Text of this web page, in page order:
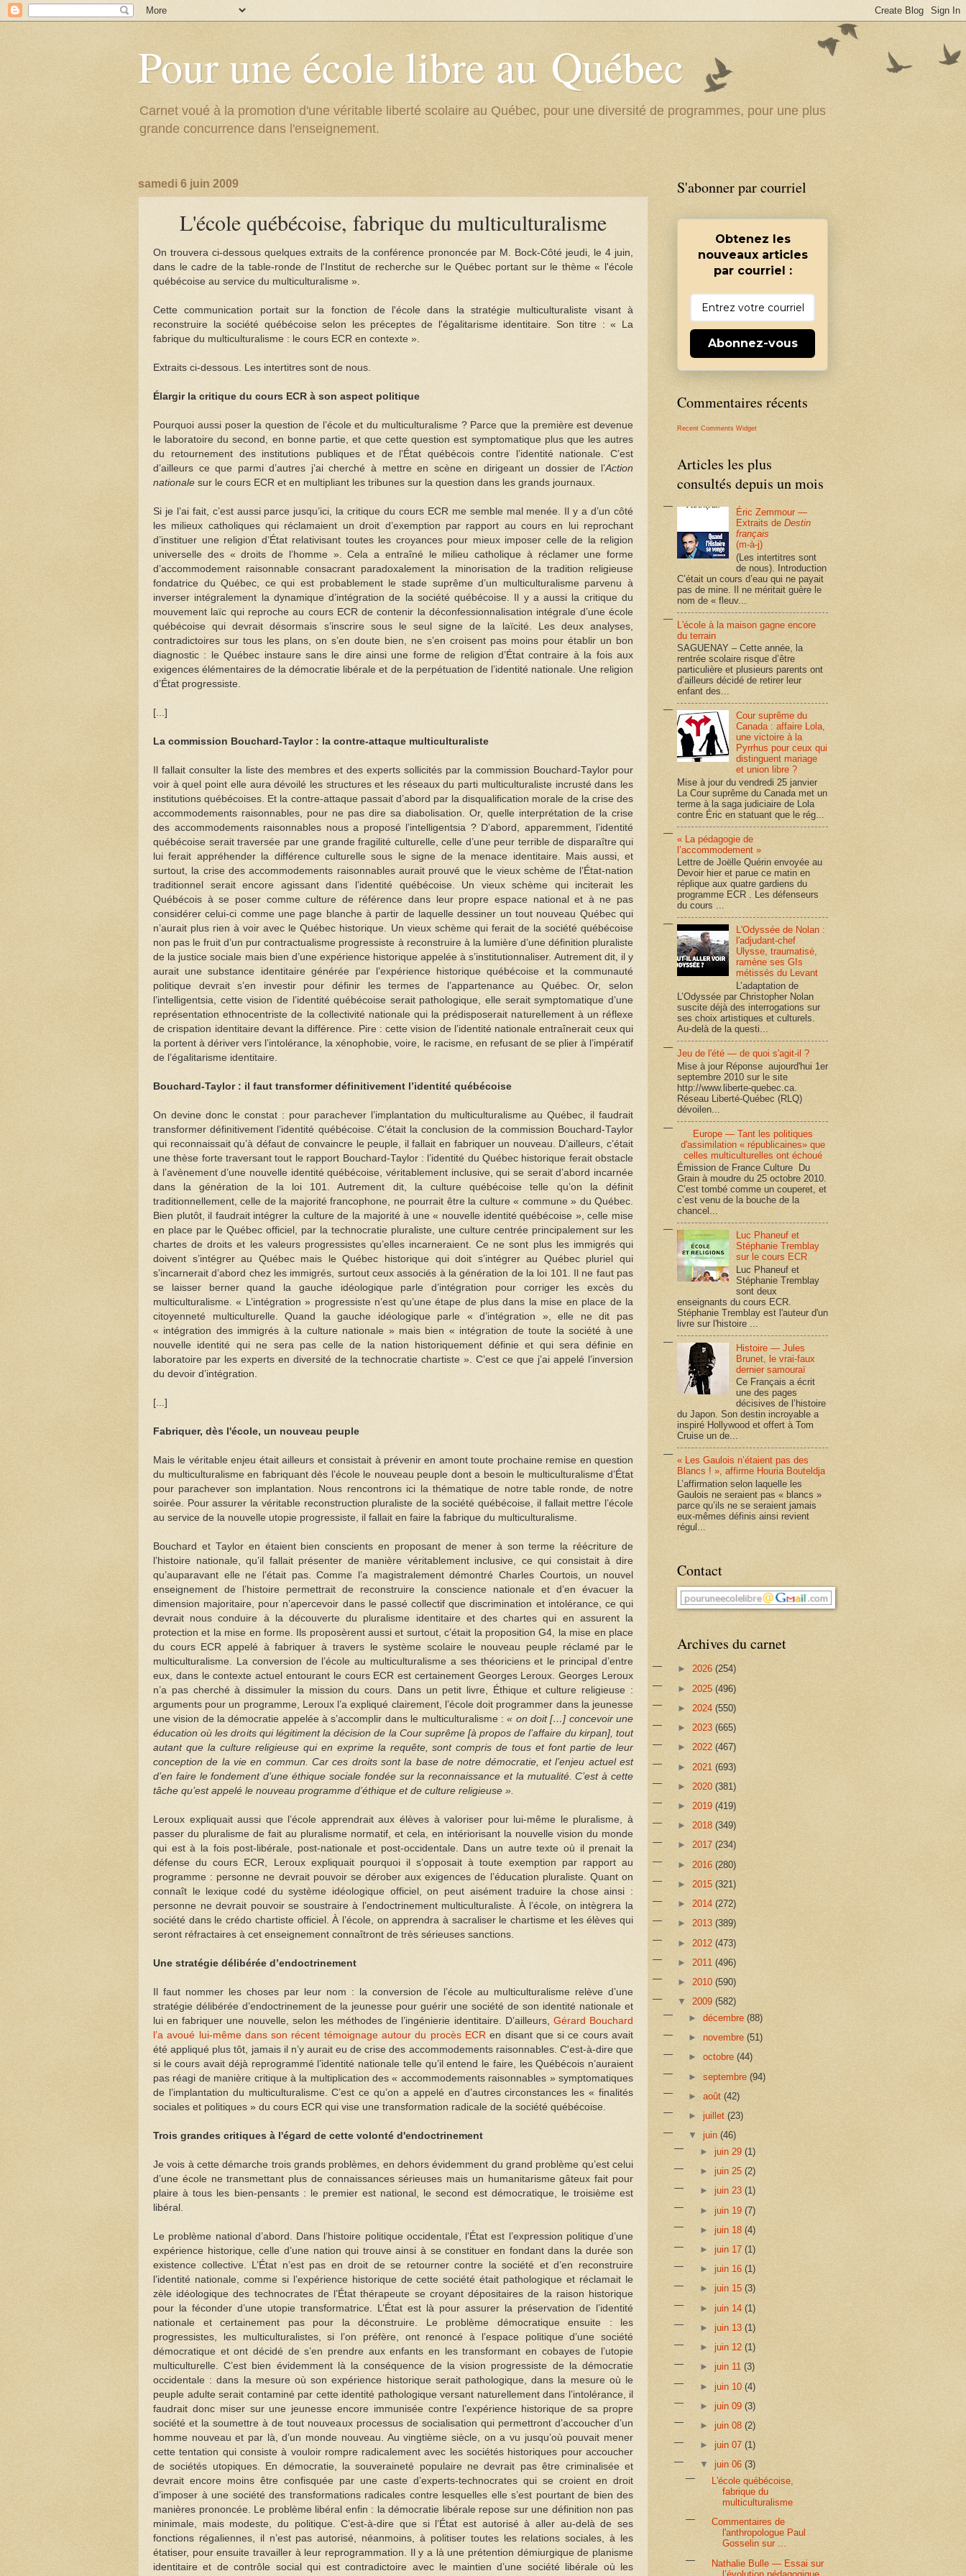
Pour une école libre au Québec
Carnet voué à la promotion d'une véritable liberté scolaire au Québec, pour une diversité de programmes, pour une plus
grande concurrence dans l'enseignement.
samedi 6 juin 2009
L'école québécoise, fabrique du multiculturalisme
On trouvera ci-dessous quelques extraits de la conférence prononcée par M. Bock-Côté jeudi, le 4 juin,
dans le cadre de la table-ronde de l'Institut de recherche sur le Québec portant sur le thème « l'école
québécoise au service du multiculturalisme ».
Cette communication portait sur la fonction de l'école dans la stratégie multiculturaliste visant à
reconstruire la société québécoise selon les préceptes de l'égalitarisme identitaire. Son titre : « La
fabrique du multiculturalisme : le cours ECR en contexte ».
Extraits ci-dessous. Les intertitres sont de nous.
Élargir la critique du cours ECR à son aspect politique
Pourquoi aussi poser la question de l’école et du multiculturalisme ? Parce que la première est devenue
le laboratoire du second, en bonne partie, et que cette question est symptomatique plus que les autres
du retournement des institutions publiques et de l’État québécois contre l’identité nationale. C’est
d’ailleurs ce que parmi d’autres j’ai cherché à mettre en scène en dirigeant un dossier de l’Action
nationale sur le cours ECR et en multipliant les tribunes sur la question dans les grands journaux.
Si je l’ai fait, c’est aussi parce jusqu’ici, la critique du cours ECR me semble mal menée. Il y a d’un côté
les milieux catholiques qui réclamaient un droit d’exemption par rapport au cours en lui reprochant
d’instituer une religion d’État relativisant toutes les croyances pour mieux imposer celle de la religion
universelle des « droits de l’homme ». Cela a entraîné le milieu catholique à réclamer une forme
d’accommodement raisonnable consacrant paradoxalement la minorisation de la tradition religieuse
fondatrice du Québec, ce qui est probablement le stade suprême d’un multiculturalisme parvenu à
inverser intégralement la dynamique d’intégration de la société québécoise. Il y a aussi la critique du
mouvement laïc qui reproche au cours ECR de contenir la déconfessionnalisation intégrale d’une école
québécoise qui devrait désormais s’inscrire sous le seul signe de la laïcité. Les deux analyses,
contradictoires sur tous les plans, on s’en doute bien, ne s’en croisent pas moins pour établir un bon
diagnostic : le Québec instaure sans le dire ainsi une forme de religion d’État contraire à la fois aux
exigences élémentaires de la démocratie libérale et de la perpétuation de l’identité nationale. Une religion
d’État progressiste.
[...]
La commission Bouchard-Taylor : la contre-attaque multiculturaliste
Il fallait consulter la liste des membres et des experts sollicités par la commission Bouchard-Taylor pour
voir à quel point elle aura dévoilé les structures et les réseaux du parti multiculturaliste incrusté dans les
institutions québécoises. Et la contre-attaque passait d’abord par la disqualification morale de la crise des
accommodements raisonnables, pour ne pas dire sa diabolisation. Or, quelle interprétation de la crise
des accommodements raisonnables nous a proposé l’intelligentsia ? D’abord, apparemment, l’identité
québécoise serait traversée par une grande fragilité culturelle, celle d’une peur terrible de disparaître qui
lui ferait appréhender la différence culturelle sous le signe de la menace identitaire. Mais aussi, et
surtout, la crise des accommodements raisonnables aurait prouvé que le vieux schème de l’État-nation
traditionnel serait encore agissant dans l’identité québécoise. Un vieux schème qui inciterait les
Québécois à se poser comme culture de référence dans leur propre espace national et à ne pas
considérer celui-ci comme une page blanche à partir de laquelle dessiner un tout nouveau Québec qui
n’aurait plus rien à voir avec le Québec historique. Un vieux schème qui ferait de la société québécoise
non pas le fruit d’un pur contractualisme progressiste à reconstruire à la lumière d’une définition pluraliste
de la justice sociale mais bien d’une expérience historique appelée à s’institutionnaliser. Autrement dit, il y
aurait une substance identitaire générée par l’expérience historique québécoise et la communauté
politique devrait s’en investir pour définir les termes de l’appartenance au Québec. Or, selon
l’intelligentsia, cette vision de l’identité québécoise serait pathologique, elle serait symptomatique d’une
représentation ethnocentriste de la collectivité nationale qui la prédisposerait naturellement à un réflexe
de crispation identitaire devant la différence. Pire : cette vision de l’identité nationale entraînerait ceux qui
la portent à dériver vers l’intolérance, la xénophobie, voire, le racisme, en refusant de se plier à l’impératif
de l’égalitarisme identitaire.
Bouchard-Taylor : il faut transformer définitivement l’identité québécoise
On devine donc le constat : pour parachever l’implantation du multiculturalisme au Québec, il faudrait
transformer définitivement l’identité québécoise. C’était la conclusion de la commission Bouchard-Taylor
qui reconnaissait qu’à défaut de convaincre le peuple, il fallait en fabriquer un nouveau. D’ailleurs, c’était
une thèse forte traversant tout le rapport Bouchard-Taylor : l’identité du Québec historique ferait obstacle
à l’avènement d’une nouvelle identité québécoise, véritablement inclusive, qui se serait d’abord incarnée
dans la génération de la loi 101. Autrement dit, la culture québécoise telle qu’on la définit
traditionnellement, celle de la majorité francophone, ne pourrait être la culture « commune » du Québec.
Bien plutôt, il faudrait intégrer la culture de la majorité à une « nouvelle identité québécoise », celle mise
en place par le Québec officiel, par la technocratie pluraliste, une culture centrée principalement sur les
chartes de droits et les valeurs progressistes qu’elles incarneraient. Ce ne sont plus les immigrés qui
doivent s’intégrer au Québec mais le Québec historique qui doit s’intégrer au Québec pluriel qui
s’incarnerait d’abord chez les immigrés, surtout ceux associés à la génération de la loi 101. Il ne faut pas
se laisser berner quand la gauche idéologique parle d’intégration pour corriger les excès du
multiculturalisme. « L’intégration » progressiste n’est qu’une étape de plus dans la mise en place de la
citoyenneté multiculturelle. Quand la gauche idéologique parle « d’intégration », elle ne dit pas
« intégration des immigrés à la culture nationale » mais bien « intégration de toute la société à une
nouvelle identité qui ne sera pas celle de la nation historiquement définie et qui sera définie en
laboratoire par les experts en diversité de la technocratie chartiste ». C’est ce que j’ai appelé l’inversion
du devoir d’intégration.
[...]
Fabriquer, dès l'école, un nouveau peuple
Mais le véritable enjeu était ailleurs et consistait à prévenir en amont toute prochaine remise en question
du multiculturalisme en fabriquant dès l’école le nouveau peuple dont a besoin le multiculturalisme d’État
pour parachever son implantation. Nous rencontrons ici la thématique de notre table ronde, de notre
soirée. Pour assurer la véritable reconstruction pluraliste de la société québécoise, il fallait mettre l’école
au service de la nouvelle utopie progressiste, il fallait en faire la fabrique du multiculturalisme.
Bouchard et Taylor en étaient bien conscients en proposant de mener à son terme la réécriture de
l’histoire nationale, qu’il fallait présenter de manière véritablement inclusive, ce qui consistait à dire
qu’auparavant elle ne l’était pas. Comme l’a magistralement démontré Charles Courtois, un nouvel
enseignement de l’histoire permettrait de reconstruire la conscience nationale et d’en évacuer la
dimension majoritaire, pour n’apercevoir dans le passé collectif que discrimination et intolérance, ce qui
devrait nous conduire à la découverte du pluralisme identitaire et des chartes qui en assurent la
protection et la mise en forme. Ils proposèrent aussi et surtout, c’était la proposition G4, la mise en place
du cours ECR appelé à fabriquer à travers le système scolaire le nouveau peuple réclamé par le
multiculturalisme. La conversion de l’école au multiculturalisme a ses théoriciens et le principal d’entre
eux, dans le contexte actuel entourant le cours ECR est certainement Georges Leroux. Georges Leroux
n’a pas cherché à dissimuler la mission du cours. Dans un petit livre, Éthique et culture religieuse :
arguments pour un programme, Leroux l’a expliqué clairement, l’école doit programmer dans la jeunesse
une vision de la démocratie appelée à s’accomplir dans le multiculturalisme :« on doit […] concevoir une
éducation où les droits qui légitiment la décision de la Cour suprême [à propos de l’affaire du kirpan], tout
autant que la culture religieuse qui en exprime la requête, sont compris de tous et font partie de leur
conception de la vie en commun. Car ces droits sont la base de notre démocratie, et l’enjeu actuel est
d’en faire le fondement d’une éthique sociale fondée sur la reconnaissance et la mutualité. C’est à cette
tâche qu’est appelé le nouveau programme d’éthique et de culture religieuse ».
Leroux expliquait aussi que l’école apprendrait aux élèves à valoriser pour lui-même le pluralisme, à
passer du pluralisme de fait au pluralisme normatif, et cela, en intériorisant la nouvelle vision du monde
qui est à la fois post-libérale, post-nationale et post-occidentale. Dans un autre texte où il prenait la
défense du cours ECR, Leroux expliquait pourquoi il s’opposait à toute exemption par rapport au
programme : personne ne devrait pouvoir se dérober aux exigences de l’éducation pluraliste. Quant on
connaît le lexique codé du système idéologique officiel, on peut aisément traduire la chose ainsi :
personne ne devrait pouvoir se soustraire à l’endoctrinement multiculturaliste. À l’école, on intègrera la
société dans le crédo chartiste officiel. À l’école, on apprendra à sacraliser le chartisme et les élèves qui
seront réfractaires à cet enseignement connaîtront de très sérieuses sanctions.
Une stratégie délibérée d’endoctrinement
Il faut nommer les choses par leur nom : la conversion de l’école au multiculturalisme relève d’une
stratégie délibérée d’endoctrinement de la jeunesse pour guérir une société de son identité nationale et
lui en fabriquer une nouvelle, selon les méthodes de l’ingénierie identitaire. D’ailleurs, Gérard Bouchard
l’a avoué lui-même dans son récent témoignage autour du procès ECR en disant que si ce cours avait
été appliqué plus tôt, jamais il n’y aurait eu de crise des accommodements raisonnables. C'est-à-dire que
si le cours avait déjà reprogrammé l’identité nationale telle qu’il entend le faire, les Québécois n’auraient
pas réagi de manière critique à la multiplication des « accommodements raisonnables » symptomatiques
de l’implantation du multiculturalisme. C’est ce qu’on a appelé en d’autres circonstances les « finalités
sociales et politiques » du cours ECR qui vise une transformation radicale de la société québécoise.
Trois grandes critiques à l'égard de cette volonté d'endoctrinement
Je vois à cette démarche trois grands problèmes, en dehors évidemment du grand problème qu’est celui
d’une école ne transmettant plus de connaissances sérieuses mais un humanitarisme gâteux fait pour
plaire à tous les bien-pensants : le premier est national, le second est démocratique, le troisième est
libéral.
Le problème national d’abord. Dans l’histoire politique occidentale, l’État est l’expression politique d’une
expérience historique, celle d’une nation qui trouve ainsi à se constituer en fondant dans la durée son
existence collective. L’État n’est pas en droit de se retourner contre la société et d’en reconstruire
l’identité nationale, comme si l’expérience historique de cette société était pathologique et réclamait le
zèle idéologique des technocrates de l’État thérapeute se croyant dépositaires de la raison historique
pour la féconder d’une utopie transformatrice. L’État est là pour assurer la préservation de l’identité
nationale et certainement pas pour la déconstruire. Le problème démocratique ensuite : les
progressistes, les multiculturalistes, si l’on préfère, ont renoncé à l’espace politique d’une société
démocratique et ont décidé de s’en prendre aux enfants en les transformant en cobayes de l’utopie
multiculturelle. C’est bien évidemment là la conséquence de la vision progressiste de la démocratie
occidentale : dans la mesure où son expérience historique serait pathologique, dans la mesure où le
peuple adulte serait contaminé par cette identité pathologique versant naturellement dans l’intolérance, il
faudrait donc miser sur une jeunesse encore immunisée contre l’expérience historique de sa propre
société et la soumettre à de tout nouveaux processus de socialisation qui permettront d’accoucher d’un
homme nouveau et par là, d’un monde nouveau. Au vingtième siècle, on a vu jusqu’où pouvait mener
cette tentation qui consiste à vouloir rompre radicalement avec les sociétés historiques pour accoucher
de sociétés utopiques. En démocratie, la souveraineté populaire ne devrait pas être criminalisée et
devrait encore moins être confisquée par une caste d’experts-technocrates qui se croient en droit
d’imposer à une société des transformations radicales contre lesquelles elle s’est pourtant de bien des
manières prononcée. Le problème libéral enfin : la démocratie libérale repose sur une définition non pas
minimale, mais modeste, du politique. C’est-à-dire que si l’État est autorisé à aller au-delà de ses
fonctions régaliennes, il n’est pas autorisé, néanmoins, à politiser toutes les relations sociales, à les
étatiser, pour ensuite travailler à leur reprogrammation. Il y a là une prétention démiurgique de planisme
identitaire et de contrôle social qui est contradictoire avec le maintien d’une société libérale où les
S'abonner par courriel
Obtenez les
nouveaux articles
par courriel :
Abonnez-vous
Commentaires récents
Recent Comments Widget
Articles les plus
consultés depuis un mois
Éric Zemmour —
Extraits deDestin
français
(m-à-j)
(Les intertitres sont
de nous). Introduction
C’était un cours d’eau qui ne payait
pas de mine. Il ne méritait guère le
nom de « fleuv...
L'école à la maison gagne encore
du terrain
SAGUENAY – Cette année, la
rentrée scolaire risque d’être
particulière et plusieurs parents ont
d’ailleurs décidé de retirer leur
enfant des...
Cour suprême du
Canada : affaire Lola,
une victoire à la
Pyrrhus pour ceux qui
distinguent mariage
et union libre ?
Mise à jour du vendredi 25 janvier
La Cour suprême du Canada met un
terme à la saga judiciaire de Lola
contre Éric en statuant que le rég...
« La pédagogie de
l’accommodement »
Lettre de Joëlle Quérin envoyée au
Devoir hier et parue ce matin en
réplique aux quatre gardiens du
programme ECR . Les défenseurs
du cours ...
L'Odyssée de Nolan :
l'adjudant-chef
Ulysse, traumatisé,
ramène ses GIs
métissés du Levant
L’adaptation de
L’Odyssée par Christopher Nolan
suscite déjà des interrogations sur
ses choix artistiques et culturels.
Au-delà de la questi...
Jeu de l'été — de quoi s'agit-il ?
Mise à jour Réponse aujourd'hui 1er
septembre 2010 sur le site
http://www.liberte-quebec.ca.
Réseau Liberté-Québec (RLQ)
dévoilen...
Europe — Tant les politiques
d'assimilation « républicaines» que
celles multiculturelles ont échoué
Émission de France Culture Du
Grain à moudre du 25 octobre 2010.
C’est tombé comme un couperet, et
c’est venu de la bouche de la
chancel...
Luc Phaneuf et
Stéphanie Tremblay
sur le cours ECR
Luc Phaneuf et
Stéphanie Tremblay
sont deux
enseignants du cours ECR.
Stéphanie Tremblay est l'auteur d'un
livre sur l'histoire ...
Histoire — Jules
Brunet, le vrai-faux
dernier samouraï
Ce Français a écrit
une des pages
décisives de l’histoire
du Japon. Son destin incroyable a
inspiré Hollywood et offert à Tom
Cruise un de...
« Les Gaulois n’étaient pas des
Blancs ! », affirme Houria Bouteldja
L’affirmation selon laquelle les
Gaulois ne seraient pas « blancs »
parce qu’ils ne se seraient jamais
eux-mêmes définis ainsi revient
régul...
Contact
Archives du carnet
► 2026 (254)
► 2025 (496)
► 2024 (550)
► 2023 (665)
► 2022 (467)
► 2021 (693)
► 2020 (381)
► 2019 (419)
► 2018 (349)
► 2017 (234)
► 2016 (280)
► 2015 (321)
► 2014 (272)
► 2013 (389)
► 2012 (473)
► 2011 (496)
► 2010 (590)
▼ 2009 (582)
►décembre(88)
►novembre(51)
►octobre(44)
►septembre(94)
►août(42)
►juillet(23)
▼juin(46)
► juin 29 (1)
► juin 25 (2)
► juin 23 (1)
► juin 19 (7)
► juin 18 (4)
► juin 17 (1)
► juin 16 (1)
► juin 15 (3)
► juin 14 (1)
► juin 13 (1)
► juin 12 (1)
► juin 11 (3)
► juin 10 (4)
► juin 09 (3)
► juin 08 (2)
► juin 07 (1)
▼ juin 06 (3)
L'école québécoise,
fabrique du
multiculturalisme
Commentaires de
l'anthropologue Paul
Gosselin sur ...
Nathalie Bulle — Essai sur